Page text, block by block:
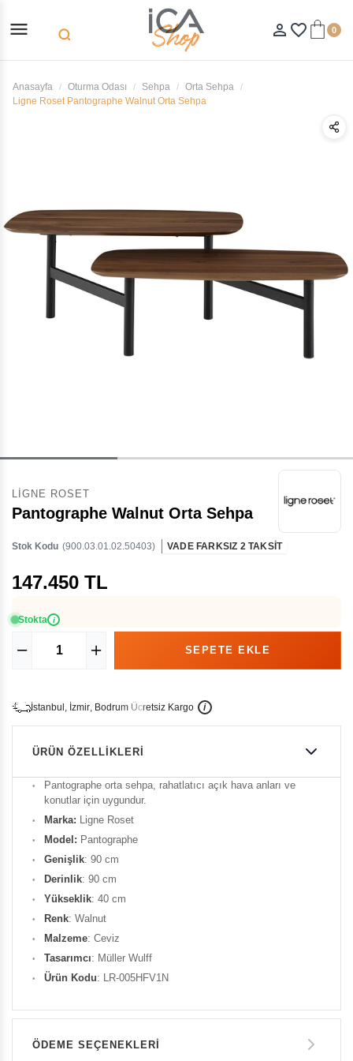
menu search person_outline favorite_border 0
Anasayfa Oturma Odası Sehpa
Orta Sehpa
Ligne Roset Pantographe Walnut Orta Sehpa
LIGNE ROSET
Pantographe Walnut Orta Sehpa
Stok Kodu (900.03.01.02.50403) VADE FARKSIZ 2 TAKSİT
147.450 TL
Stokta i
İstanbu , İzmir, Bodrum Ücretsiz Kargo i
ÜRÜN ÖZELLIKLERI
Pantographe orta sehpa, rahatlatıcı açık hava anları ve
konutlar için uygundur.
Marka: Ligne Roset
Model: Pantographe
Genişlik: 90 cm
Derinlik: 90 cm
Yükseklik: 40 cm
Renk: Walnut
Malzeme: Ceviz
Tasarımcı: Müller Wulff
Ürün Kodu: LR-005HFV1N
ÖDEME SEÇENEKLERI